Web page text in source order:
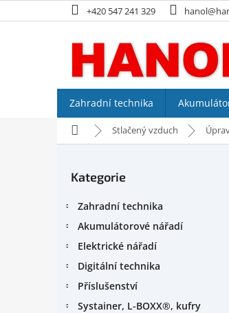
na
+420 547 241 329
Zahradní technika
Domů Stlačený vzduch
Přeskočit
Kategorie
Zahradní technika
Akumulátorové nářadí
Elektrické nářadí
Digitální technika
Příslušenství
Systainer, L-BOXX®, kufry